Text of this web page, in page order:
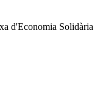
d'Economia Solidària